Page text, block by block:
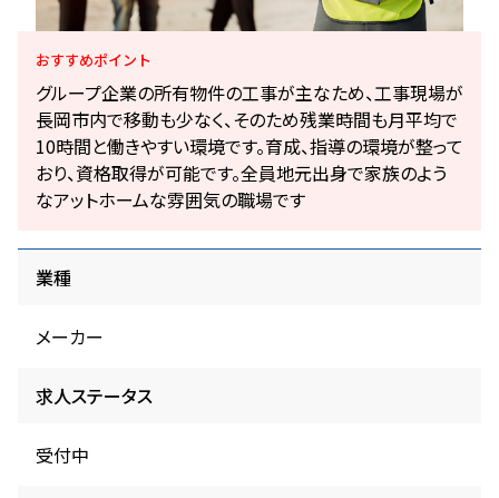
おすすめポイント
グループ企業の所有物件の工事が主なため、工事現場が
長岡市内で移動も少なく、そのため残業時間も月平均で
10時間と働きやすい環境です。育成、指導の環境が整って
おり、資格取得が可能です。全員地元出身で家族のよう
なアットホームな雰囲気の職場です
業種
メーカー
求人ステータス
受付中